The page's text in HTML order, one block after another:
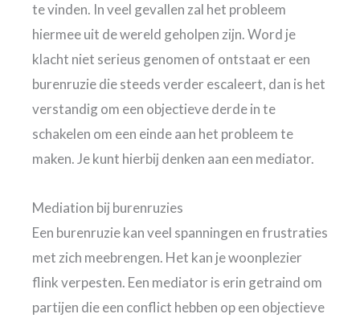
te vinden. In veel gevallen zal het probleem
hiermee uit de wereld geholpen zijn. Word je
klacht niet serieus genomen of ontstaat er een
burenruzie die steeds verder escaleert, dan is het
verstandig om een objectieve derde in te
schakelen om een einde aan het probleem te
maken. Je kunt hierbij denken aan een mediator.
Mediation bij burenruzies
Een burenruzie kan veel spanningen en frustraties
met zich meebrengen. Het kan je woonplezier
flink verpesten. Een mediator is erin getraind om
partijen die een conflict hebben op een objectieve